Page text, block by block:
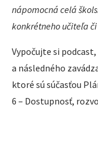
nápomocná celá
konkrétneho učiteľa
Vypočujte si
a následného
ktoré sú súčasťou
6 – Dostupnosť,